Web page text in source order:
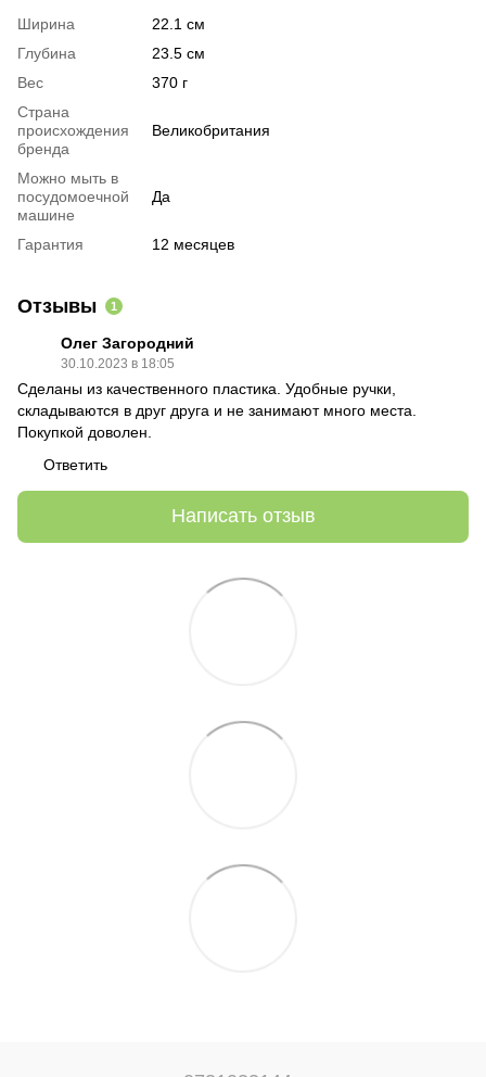
Ширина
22.1 см
Глубина
23.5 см
Вес
370 г
Страна
происхождения
бренда
Великобритания
Можно мыть в
посудомоечной
машине
Да
Гарантия 12 месяцев
Отзывы 1
Олег Загородний
30.10.2023 в 18:05
Сделаны из качественного пластика. Удобные ручки,
складываются в друг друга и не занимают много места.
Покупкой доволен.
Ответить
Написать отзыв